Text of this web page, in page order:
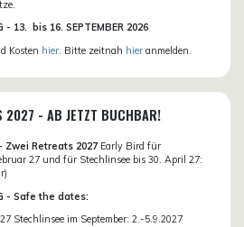
- 13. bis 16. SEPTEMBER 2026
Kosten hier . Bitte zeitnah hier anmelden.
2027 - AB JETZT BUCHBAR!
Zwei Retreats 2027 Early Bird für
27 und für Stechlinsee bis 30. April 27:
- Safe the dates:
Stechlinsee im September: 2.-5.9.2027